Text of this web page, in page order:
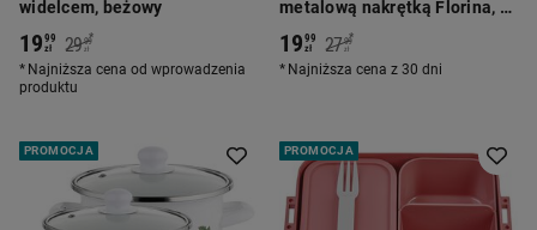
widelcem, beżowy
1999
zł 29 99
zł
*
Najniższa cena od wprowadzenia
produktu
metalową nakrętką Florina, 2
1999
zł 27 99
zł
*
Najniższa cena z 30 dni
PROMOCJA PROMOCJA